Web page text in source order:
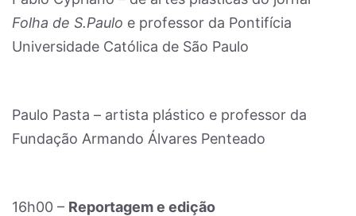
Folha de S.Paulo e professor da Pontifícia
Universidade Católica de São Paulo
Paulo Pasta – artista plástico e professor da
Fundação Armando Álvares Penteado
16h00 – Reportagem e edição